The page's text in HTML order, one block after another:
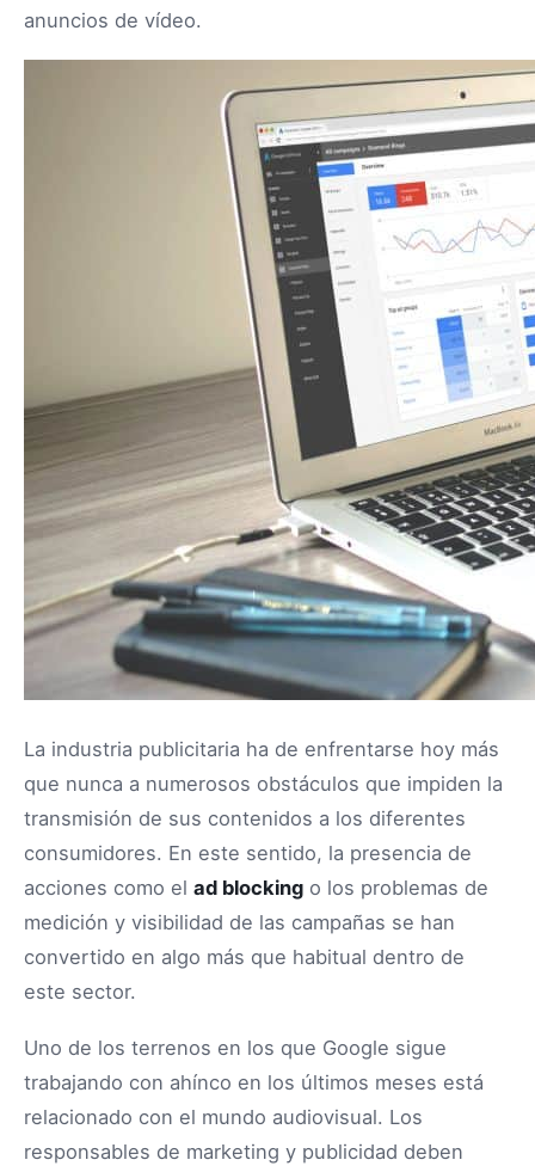
anuncios de vídeo.
La industria publicitaria ha de enfrentarse hoy más
que nunca a numerosos obstáculos que impiden la
transmisión de sus contenidos a los diferentes
consumidores. En este sentido, la presencia de
acciones como el ad blocking o los problemas de
medición y visibilidad de las campañas se han
convertido en algo más que habitual dentro de
este sector.
Uno de los terrenos en los que Google sigue
trabajando con ahínco en los últimos meses está
relacionado con el mundo audiovisual. Los
responsables de marketing y publicidad deben